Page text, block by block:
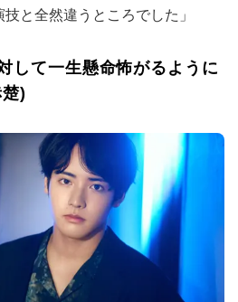
と全然違うところでした」
して一生懸命怖がるように
)